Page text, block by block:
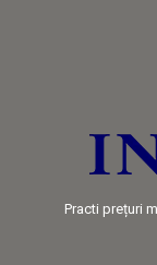
Practi prețuri